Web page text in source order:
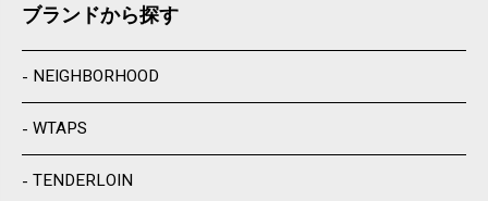
ブランドから探す
NEIGHBORHOOD
WTAPS
TENDERLOIN